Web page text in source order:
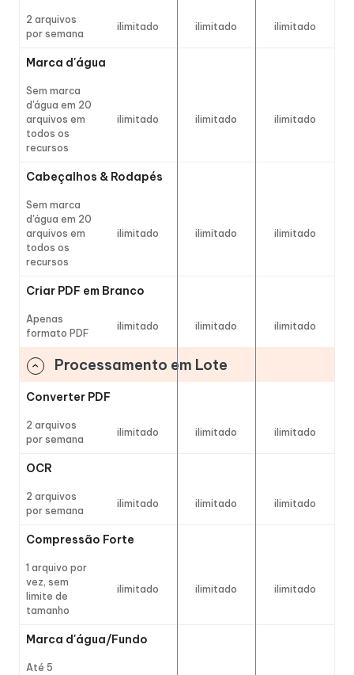
2 arquivos
por semana
ilimitado ilimitado ilimitado
Marca d'água
Sem marca
d'água em 20
arquivos em
todos os
recursos
ilimitado ilimitado ilimitado
Cabeçalhos & Rodapés
Sem marca
d'água em 20
arquivos em
todos os
recursos
ilimitado ilimitado ilimitado
Criar PDF em Branco
Apenas
formato PDF
ilimitado ilimitado ilimitado
Processamento em Lote
Converter PDF
2 arquivos
por semana
ilimitado ilimitado ilimitado
OCR
2 arquivos
por semana
ilimitado ilimitado ilimitado
Compressão Forte
1 arquivo por
vez, sem
limite de
tamanho
ilimitado ilimitado ilimitado
Marca d'água/Fundo
Até 5